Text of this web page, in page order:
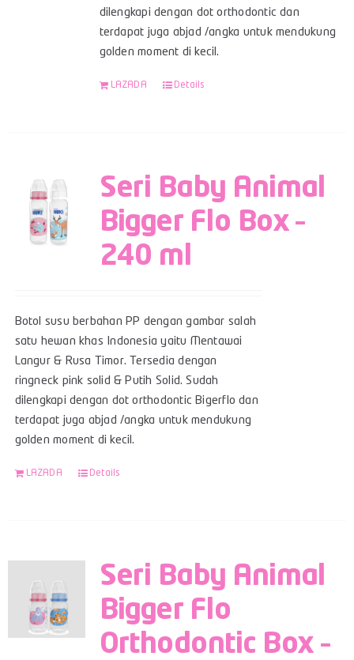
dilengkapi dengan dot orthodontic dan
terdapat juga abjad /angka untuk mendukung
golden moment di kecil.
LAZADA Details
Seri Baby Animal
Bigger Flo Box –
240 ml
Botol susu berbahan PP dengan gambar salah
satu hewan khas Indonesia yaitu Mentawai
Langur & Rusa Timor. Tersedia dengan
ringneck pink solid & Putih Solid. Sudah
dilengkapi dengan dot orthodontic Bigerflo dan
terdapat juga abjad /angka untuk mendukung
golden moment di kecil.
LAZADA Details
Seri Baby Animal
Bigger Flo
Orthodontic Box –